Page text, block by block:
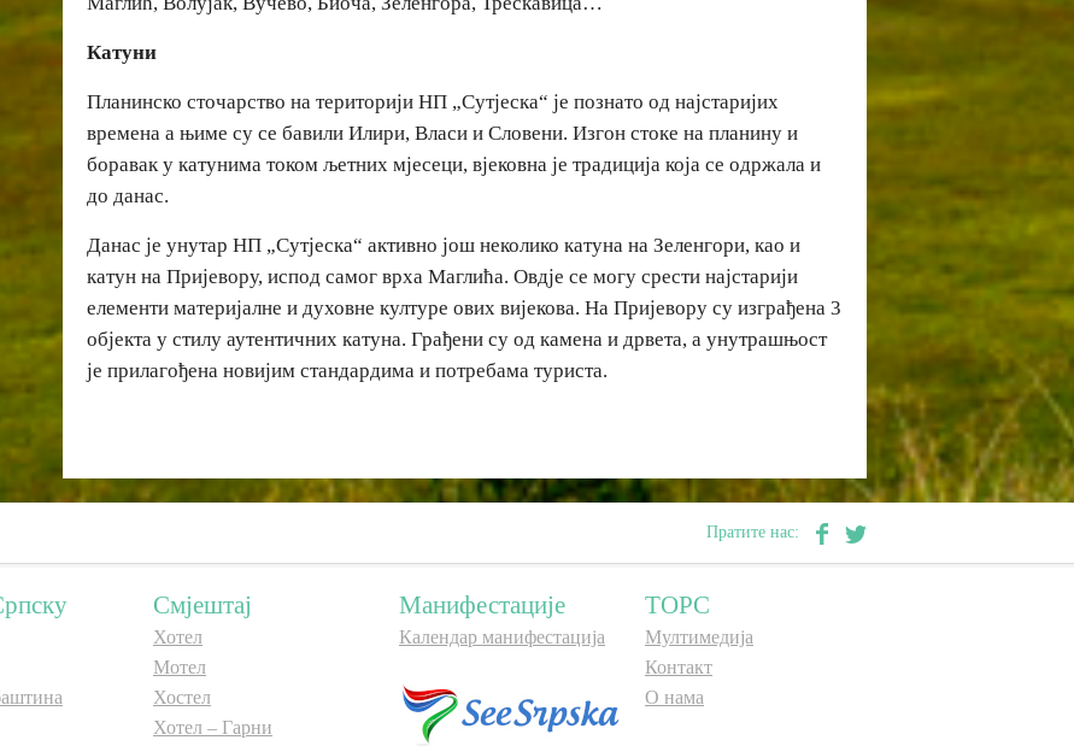
Катуни
Планинско сточарство на територији НП „Сутјеска“ је познато од најстаријих
времена а њиме су се бавили Илири, Власи и Словени. Изгон стоке на планину и
боравак у катунима током љетних мјесеци, вјековна је традиција која се одржала и
до данас.
Данас је унутар НП „Сутјеска“ активно још неколико катуна на Зеленгори, као и
катун на Пријевору, испод самог врха Маглића. Овдје се могу срести најстарији
елементи материјалне и духовне културе ових вијекова. На Пријевору су изграђена 3
објекта у стилу аутентичних катуна. Грађени су од камена и дрвета, а унутрашњост
је прилагођена новијим стандардима и потребама туриста.
Пратите нас:
Смјештај
Хотел
Мотел
Хостел
Хотел – Гарни
Манифестације
Календар манифестација
ТОРС
Мултимедија
Контакт
О нама